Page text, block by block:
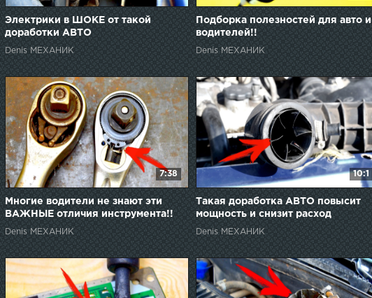
Электрики в ШОКЕ от такой
доработки АВТО
Denis МЕХАНИК
Подборка полезностей для авто и
водителей!!
Denis МЕХАНИК
7:38
Многие водители не знают эти
ВАЖНЫЕ отличия инструмента!!
Denis МЕХАНИК
10:1
Такая доработка АВТО повысит
мощность и снизит расход
топлива!!
Denis МЕХАНИК